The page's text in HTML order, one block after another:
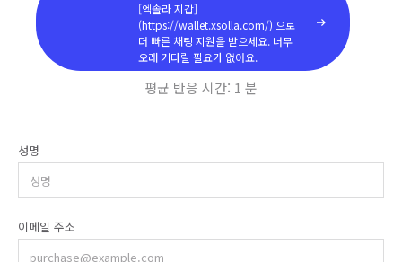
[엑솔라 지갑]
(https://wallet.xsolla.com/) 으로
더 빠른 채팅 지원을 받으세요. 너무
오래 기다릴 필요가 없어요.
평균 반응 시간: 1 분
성명
이메일 주소